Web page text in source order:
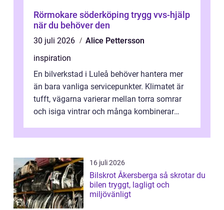
Rörmokare söderköping trygg vvs-hjälp
när du behöver den
30 juli 2026
Alice Pettersson
inspiration
En bilverkstad i Luleå behöver hantera mer
än bara vanliga servicepunkter. Klimatet är
tufft, vägarna varierar mellan torra somrar
och isiga vintrar och många kombinerar
16 juli 2026
Bilskrot Åkersberga så skrotar du
bilen tryggt, lagligt och
miljövänligt